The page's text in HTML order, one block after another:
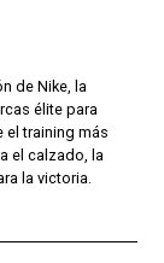
de Nike, la
élite para
el training más
el calzado, la
la victoria.